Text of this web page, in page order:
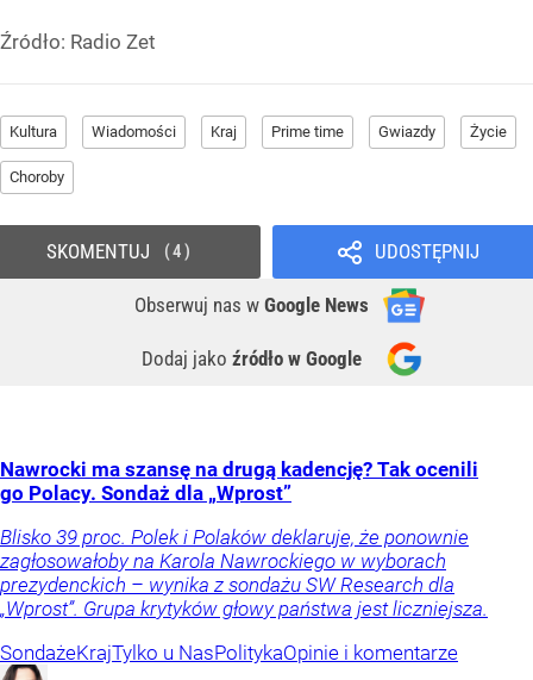
Źródło: Radio Zet
Kultura Wiadomości Kraj Prime time Gwiazdy Życie
Choroby
UDOSTĘPNIJ
Obserwuj nas w Google News
Dodaj jako źródło w Google
SKOMENTUJ 4
Nawrocki ma szansę na drugą kadencję? Tak ocenili
go Polacy. Sondaż dla „Wprost”
Blisko 39 proc. Polek i Polaków deklaruje, że ponownie
zagłosowałoby na Karola Nawrockiego w wyborach
prezydenckich – wynika z sondażu SW Research dla
„Wprost”. Grupa krytyków głowy państwa jest liczniejsza.
SondażeKrajTylko u NasPolitykaOpinie i komentarze